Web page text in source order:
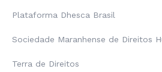
Plataforma Dhesca Brasil
Sociedade Maranhense de Direitos
Terra de Direitos